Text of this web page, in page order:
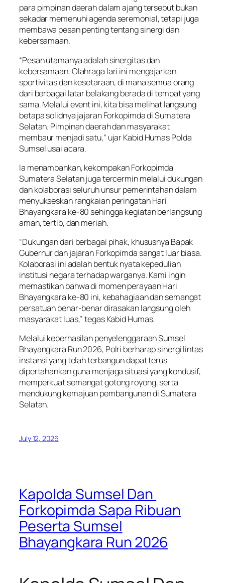
para pimpinan daerah dalam ajang tersebut bukan
sekadar memenuhi agenda seremonial, tetapi juga
membawa pesan penting tentang sinergi dan
kebersamaan.
“Pesan utamanya adalah sinergitas dan
kebersamaan. Olahraga lari ini mengajarkan
sportivitas dan kesetaraan, di mana semua orang
dari berbagai latar belakang berada di tempat yang
sama. Melalui event ini, kita bisa melihat langsung
betapa solidnya jajaran Forkopimda di Sumatera
Selatan. Pimpinan daerah dan masyarakat
membaur menjadi satu,” ujar Kabid Humas Polda
Sumsel usai acara.
Ia menambahkan, kekompakan Forkopimda
Sumatera Selatan juga tercermin melalui dukungan
dan kolaborasi seluruh unsur pemerintahan dalam
menyukseskan rangkaian peringatan Hari
Bhayangkara ke-80 sehingga kegiatan berlangsung
aman, tertib, dan meriah.
“Dukungan dari berbagai pihak, khususnya Bapak
Gubernur dan jajaran Forkopimda sangat luar biasa.
Kolaborasi ini adalah bentuk nyata kepedulian
institusi negara terhadap warganya. Kami ingin
memastikan bahwa di momen perayaan Hari
Bhayangkara ke-80 ini, kebahagiaan dan semangat
persatuan benar-benar dirasakan langsung oleh
masyarakat luas,” tegas Kabid Humas.
Melalui keberhasilan penyelenggaraan Sumsel
Bhayangkara Run 2026, Polri berharap sinergi lintas
instansi yang telah terbangun dapat terus
dipertahankan guna menjaga situasi yang kondusif,
memperkuat semangat gotong royong, serta
mendukung kemajuan pembangunan di Sumatera
Selatan.
July 12, 2026
Kapolda Sumsel Dan
Forkopimda Sapa Ribuan
Peserta Sumsel
Bhayangkara Run 2026